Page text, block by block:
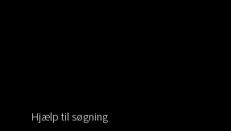
Hjælp til søgning